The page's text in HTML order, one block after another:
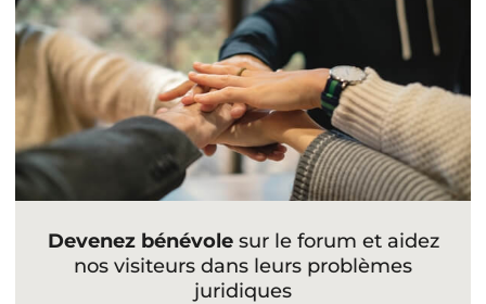
Devenez bénévolesur le forum et aidez
nos visiteurs dans leurs problèmes
juridiques